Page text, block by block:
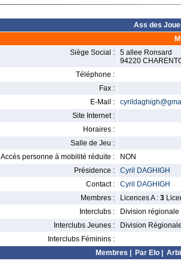
Ass des
Siège Social :
5 allee Ronsard
94220
Téléphone :
Fax :
E-Mail :
Site Internet :
Horaires :
Salle de Jeu :
Accès personne à mobilité réduite :
NON
Présidence :
Cyril DAGHIGH
Contact :
Cyril DAGHIGH
Membres :
Licences A : 3
Interclubs :
Division régionale
Interclubs Jeunes :
Division
Interclubs Féminins :
Membres
Par Elo